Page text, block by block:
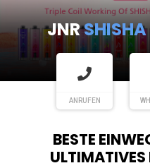
JNR
ANRUFEN
BESTE
ULTIMATIVES